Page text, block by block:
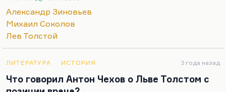
Но что касается его художественных
произведений, то как раз здесь эволюция
довольно типична. Он разочаровался в России,
разочаровался он и в Западе: назвал западную
. Не будучи достаточно
высоко, адекватно – как ему казалось – там
Александр Зиновьев
Михаил Соколов
Лев Толстой
ЛИТЕРАТУРА ИСТОРИЯ 3 года назад
Что говорил Антон Чехов о Льве Толстом с